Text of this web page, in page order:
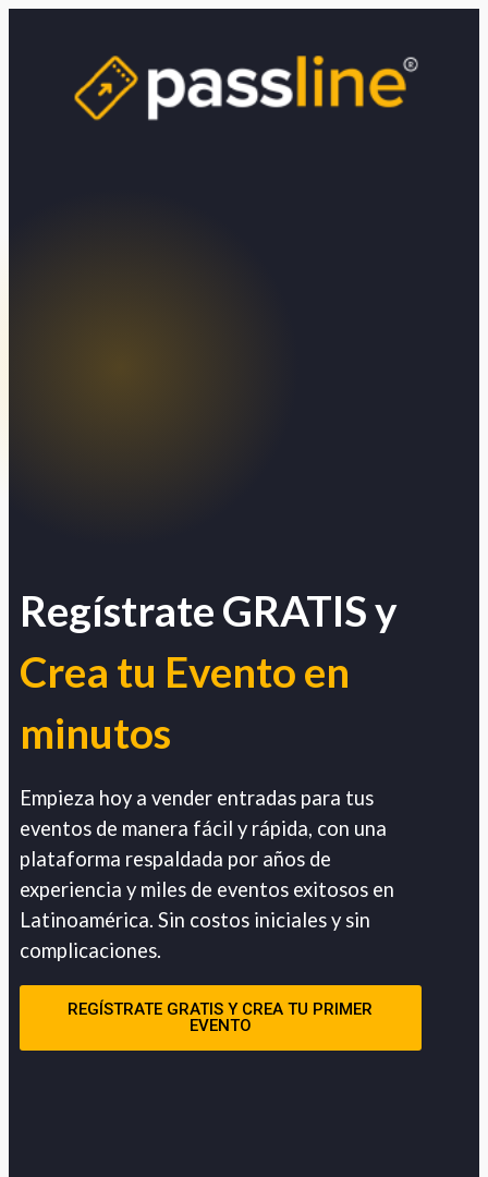
Regístrate GRATIS y
Crea tu Evento en
minutos
Empieza hoy a vender entradas para tus
eventos de manera fácil y rápida, con una
plataforma respaldada por años de
experiencia y miles de eventos exitosos en
Latinoamérica. Sin costos iniciales y sin
complicaciones.
REGÍSTRATE GRATIS Y CREA TU PRIMER
EVENTO